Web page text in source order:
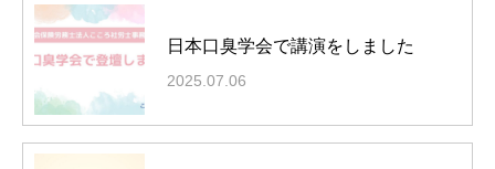
日本口臭学会で講演をしました
2025.07.06